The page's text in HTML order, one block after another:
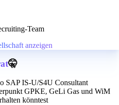
Team
anzeigen
🤫
SAP IS-U/S4U Consultant
GPKE, GeLi Gas und WiM
könntest